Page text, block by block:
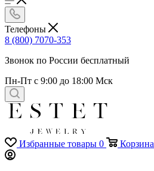
Телефоны
8 (800) 7070-353
Звонок по России бесплатный
Пн-Пт с 9:00 до 18:00 Мск
Избранные товары 0 Корзина